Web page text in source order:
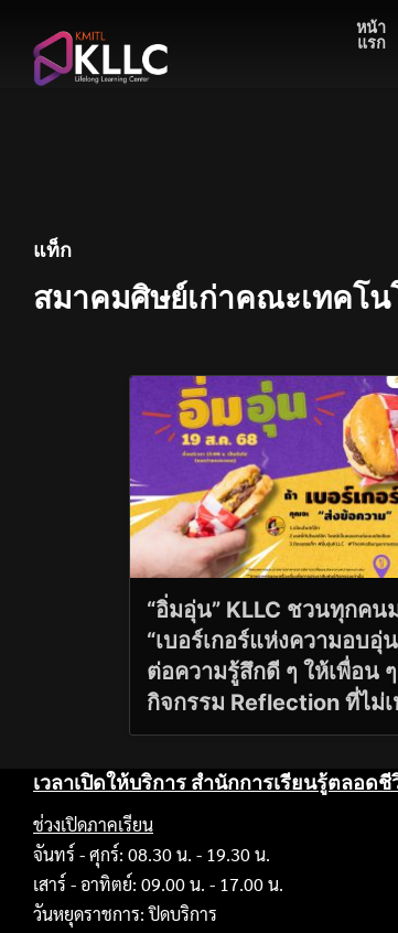
content
หน้า
แรก
แท็ก
สมาคมศิษย์เก่าคณะเทคโน
“อิ่มอุ่น” KLLC ชวนทุกคน
“เบอร์เกอร์แห่งความอบอุ่
ต่อความรู้สึกดี ๆ ให้เพื่อน
กิจกรรม Reflection ที่ไม่
เวลาเปิดให้บริการ สำนักการเรียนรู้ตลอดชี
ช่วงเปิดภาคเรียน
จันทร์ - ศุกร์: 08.30 น. - 19.30 น.
เสาร์ - อาทิตย์: 09.00 น. - 17.00 น.
วันหยุดราชการ: ปิดบริการ